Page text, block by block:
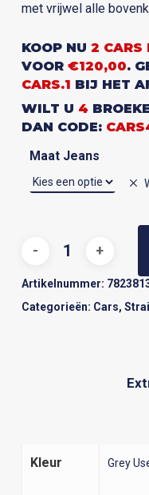
met vrijwel alle
KOOP NU 2 CARS
VOOR €120,00.
CARS.1 BIJ HET
WILT U 4
DAN CODE:
Maat Jeans
Artikelnummer:
Categorieën: Cars,
Kleur Grey